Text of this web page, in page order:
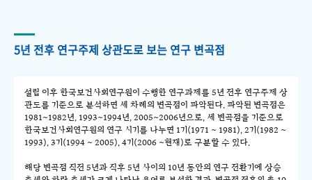
5년 전후 연구주제 상관도로 보는 연구 변곡점
설립 이후 한국보건사회연구원이 수행한 연구과제를 5년 전후 연구주제 상
관도를 기준으로 분석하면 세 차례의 변곡점이 파악된다. 파악된 변곡점은
1981~1982년, 1993~1994년, 2005~2006년으로, 세 변곡점을 기준으로
한국보건사회연구원의 연구 시기를 나누면 1기(1971 ~ 1981), 2기(1982 ~
1993), 3기(1994 ~ 2005), 4기(2006 ~현재)로 구분할 수 있다.
해당 변곡점 직전 5년과 직후 5년 사이의 10년 동안의 연구 전환기에 상승